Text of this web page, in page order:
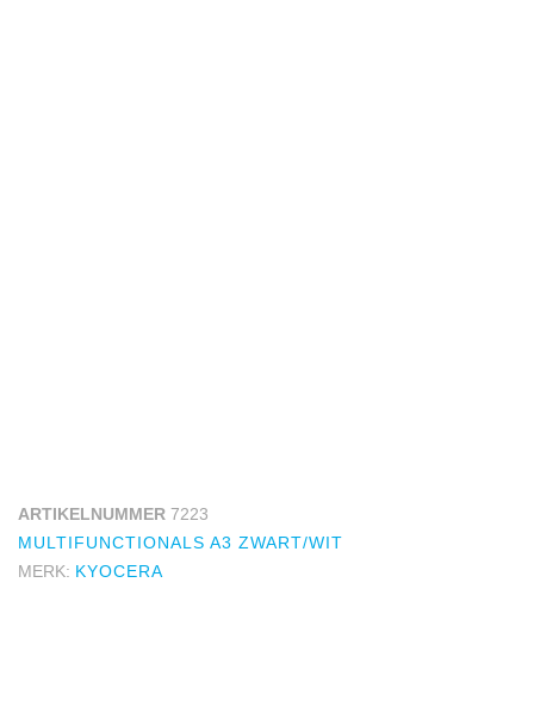
ARTIKELNUMMER 7223
MULTIFUNCTIONALS A3 ZWART/WIT
MERK: KYOCERA